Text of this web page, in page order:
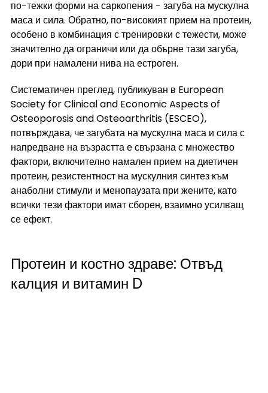
по-тежки форми на саркопения - загуба на мускулна
маса и сила. Обратно, по-високият прием на протеин,
особено в комбинация с тренировки с тежести, може
значително да ограничи или да обърне тази загуба,
дори при намалени нива на естроген.
Систематичен преглед, публикуван в European
Society for Clinical and Economic Aspects of
Osteoporosis and Osteoarthritis (ESCEO),
потвърждава, че загубата на мускулна маса и сила с
напредване на възрастта е свързана с множество
фактори, включително намален прием на диетичен
протеин, резистентност на мускулния синтез към
анаболни стимули и менопаузата при жените, като
всички тези фактори имат сборен, взаимно усилващ
се ефект.
Протеин и костно здраве: Отвъд
калция и витамин D